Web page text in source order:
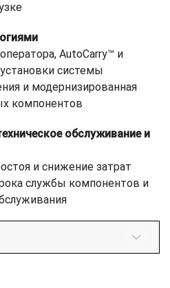
AutoCarry™ и
системы
и модернизированная
компонентов
обслуживание и
и снижение затрат
службы компонентов и